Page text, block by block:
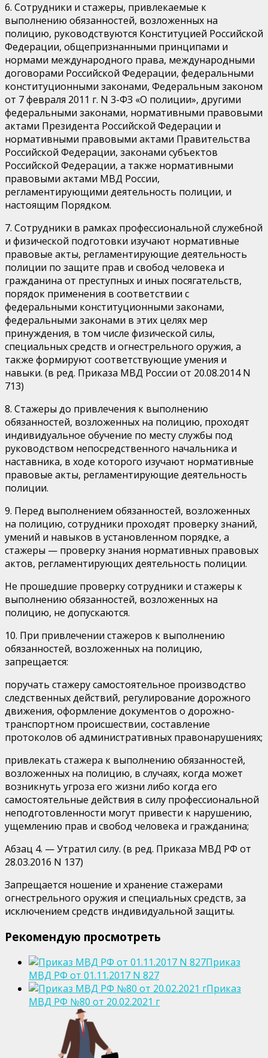
6. Сотрудники и стажеры, привлекаемые к
выполнению обязанностей, возложенных на
полицию, руководствуются Конституцией Российской
Федерации, общепризнанными принципами и
нормами международного права, международными
договорами Российской Федерации, федеральными
конституционными законами, Федеральным законом
от 7 февраля 2011 г. N 3-ФЗ «О полиции», другими
федеральными законами, нормативными правовыми
актами Президента Российской Федерации и
нормативными правовыми актами Правительства
Российской Федерации, законами субъектов
Российской Федерации, а также нормативными
правовыми актами МВД России,
регламентирующими деятельность полиции, и
настоящим Порядком.
7. Сотрудники в рамках профессиональной служебной
и физической подготовки изучают нормативные
правовые акты, регламентирующие деятельность
полиции по защите прав и свобод человека и
гражданина от преступных и иных посягательств,
порядок применения в соответствии с
федеральными конституционными законами,
федеральными законами в этих целях мер
принуждения, в том числе физической силы,
специальных средств и огнестрельного оружия, а
также формируют соответствующие умения и
навыки. (в ред. Приказа МВД России от 20.08.2014 N
713)
8. Стажеры до привлечения к выполнению
обязанностей, возложенных на полицию, проходят
индивидуальное обучение по месту службы под
руководством непосредственного начальника и
наставника, в ходе которого изучают нормативные
правовые акты, регламентирующие деятельность
полиции.
9. Перед выполнением обязанностей, возложенных
на полицию, сотрудники проходят проверку знаний,
умений и навыков в установленном порядке, а
стажеры — проверку знания нормативных правовых
актов, регламентирующих деятельность полиции.
Не прошедшие проверку сотрудники и стажеры к
выполнению обязанностей, возложенных на
полицию, не допускаются.
10. При привлечении стажеров к выполнению
обязанностей, возложенных на полицию,
запрещается:
поручать стажеру самостоятельное производство
следственных действий, регулирование дорожного
движения, оформление документов о дорожно-
транспортном происшествии, составление
протоколов об административных правонарушениях;
привлекать стажера к выполнению обязанностей,
возложенных на полицию, в случаях, когда может
возникнуть угроза его жизни либо когда его
самостоятельные действия в силу профессиональной
неподготовленности могут привести к нарушению,
ущемлению прав и свобод человека и гражданина;
Абзац 4. — Утратил силу. (в ред. Приказа МВД РФ от
28.03.2016 N 137)
Запрещается ношение и хранение стажерами
огнестрельного оружия и специальных средств, за
исключением средств индивидуальной защиты.
Рекомендую просмотреть
Приказ
МВД РФ от 01.11.2017 N 827
Приказ
МВД РФ №80 от 20.02.2021 г